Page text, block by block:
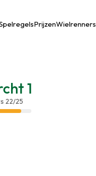
PrijzenWielrenners
1
22/25